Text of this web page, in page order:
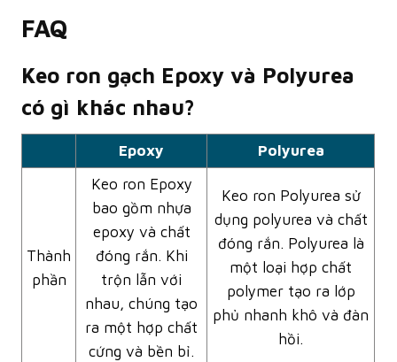
FAQ
Keo ron gạch Epoxy và Polyurea
có gì khác nhau?
Epoxy Polyurea
Thành
phần
Keo ron Epoxy
bao gồm nhựa
epoxy và chất
đóng rắn. Khi
trộn lẫn với
nhau, chúng tạo
ra một hợp chất
cứng và bền bỉ.
Keo ron Polyurea sử
dụng polyurea và chất
đóng rắn. Polyurea là
một loại hợp chất
polymer tạo ra lớp
phủ nhanh khô và đàn
hồi.